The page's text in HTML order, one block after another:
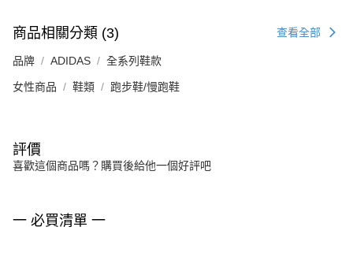
商品相關分類 (3) 查看全部
品牌 ADIDAS 全系列鞋款
女性商品 鞋類 跑步鞋/慢跑鞋
評價
喜歡這個商品嗎？購買後給他一個好評吧
一 必買清單 一